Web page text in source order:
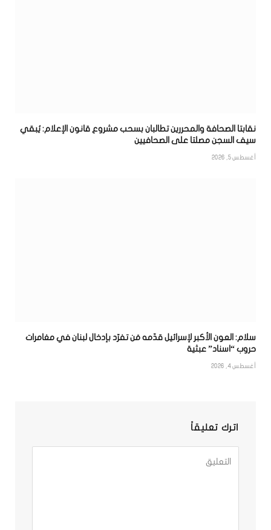
نقابتا الصحافة والمحررين تطالبان بسحب مشروع قانون الإعلام: يُبقي
سيف السجن مصلتا على الصحافيين
أغسطس 5, 2026
سلام: العون الأكبر لإسرائيل قدّمه مَن تفرّد بإدخال لبنان في مغامرات
حروب “اسناد” عبثية
أغسطس 4, 2026
اترك تعليقاً